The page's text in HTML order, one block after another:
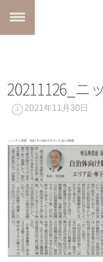
20211126_ニ
2021年11月30日